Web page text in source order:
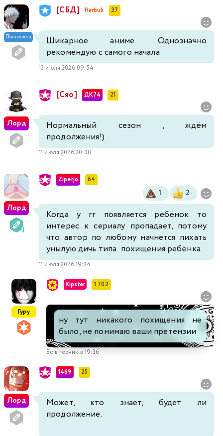
Постоялец
[СБД] Harbuk 37
Шикарное аниме. Однозначно
рекомендую с самого начала
13 июля 2026 09:54
Лорд
[Сяо] ДК74 21
Нормальный сезон , ждём
продолжения!)
11 июля 2026 20:00
Лорд
Ziperjo 64
1 2
Когда у гг появляется ребёнок то
интерес к сериалу пропадает, потому
что автор по любому начнется пихать
унылую дичь типа похищения ребёнка
11 июля 2026 19:24
Гуру
Xipster 1 702
ну тут никакого похищения не
было, не понимаю ваши претензии
Во вторник в 19:36
Лорд
1469 25
Может, кто знает, будет ли
продолжение.